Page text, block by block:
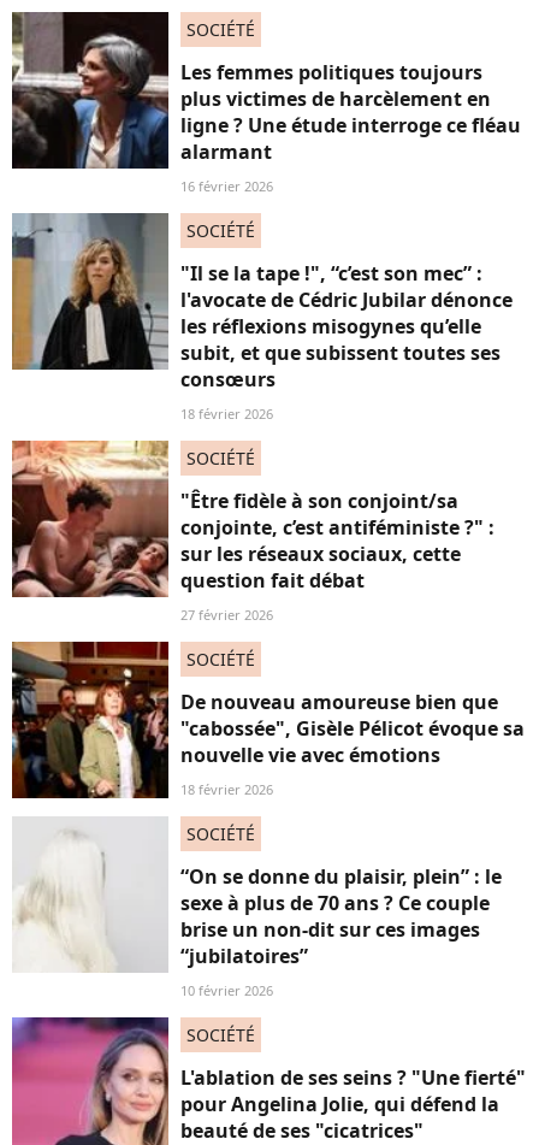
SOCIÉTÉ
Les femmes politiques toujours
plus victimes de harcèlement en
ligne ? Une étude interroge ce fléau
alarmant
16 février 2026
SOCIÉTÉ
"Il se la tape !", “c’est son mec” :
l'avocate de Cédric Jubilar dénonce
les réflexions misogynes qu’elle
subit, et que subissent toutes ses
consœurs
18 février 2026
SOCIÉTÉ
"Être fidèle à son conjoint/sa
conjointe, c’est antiféministe ?" :
sur les réseaux sociaux, cette
question fait débat
27 février 2026
SOCIÉTÉ
De nouveau amoureuse bien que
"cabossée", Gisèle Pélicot évoque sa
nouvelle vie avec émotions
18 février 2026
SOCIÉTÉ
“On se donne du plaisir, plein” : le
sexe à plus de 70 ans ? Ce couple
brise un non-dit sur ces images
“jubilatoires”
10 février 2026
SOCIÉTÉ
L'ablation de ses seins ? "Une fierté"
pour Angelina Jolie, qui défend la
beauté de ses "cicatrices"